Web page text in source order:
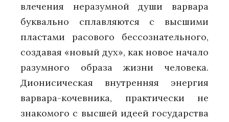
влечения неразумной души варвара
буквально сплавляются с высшими
пластами расового бессознательного,
создавая «новый дух», как новое начало
разумного образа жизни человека.
Дионисическая внутренняя энергия
варвара-кочевника, практически не
знакомого с высшей идеей государства